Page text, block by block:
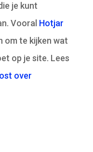
je kunt
Vooral Hotjar
om te kijken wat
op je site. Lees
over